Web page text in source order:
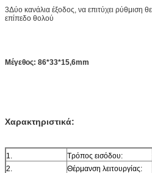
3Δύο κανάλια έξοδος, να επιτύχει ρύθμιση
επίπεδο θολού
Μέγεθος: 86*33*15,6mm
Χαρακτηριστικά:
1. Τρόπος εισόδου:
2.
Θέρμανση λειτουργίας: